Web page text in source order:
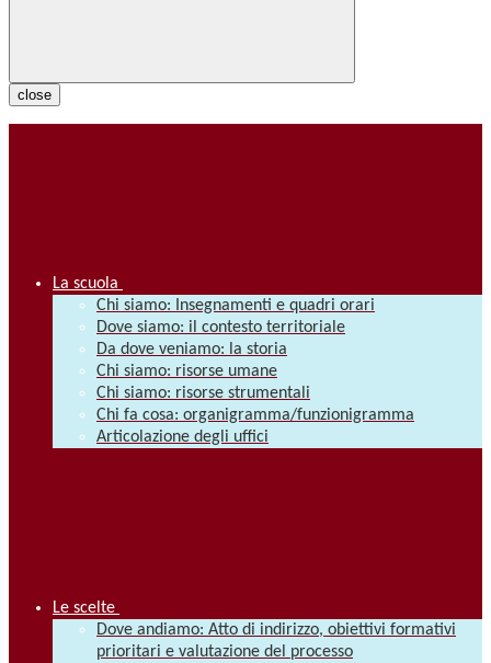
close
La scuola
Chi siamo: Insegnamenti e quadri orari
Dove siamo: il contesto territoriale
Da dove veniamo: la storia
Chi siamo: risorse umane
Chi siamo: risorse strumentali
Chi fa cosa: organigramma/funzionigramma
Articolazione degli uffici
Le scelte
Dove andiamo: Atto di indirizzo, obiettivi formativi
prioritari e valutazione del processo